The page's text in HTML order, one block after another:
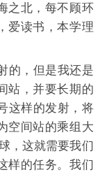
之北，每不顾环
爱读书，本学理
的，但是我还是
站，并要长期的
这样的发射，将
空间站的乘组大
，这就需要我们
样的任务。我们